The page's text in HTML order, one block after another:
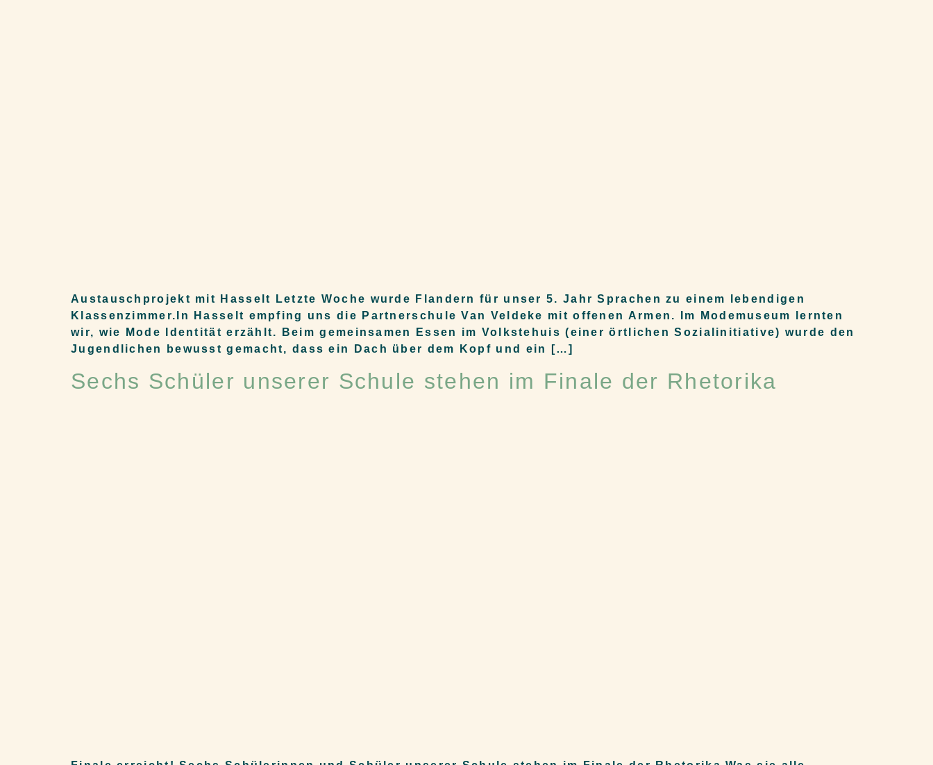
Austauschprojekt mit Hasselt Letzte Woche wurde Flandern für unser 5. Jahr Sprachen zu einem lebendigen
Klassenzimmer.In Hasselt empfing uns die Partnerschule Van Veldeke mit offenen Armen. Im Modemuseum lernten
wir, wie Mode Identität erzählt. Beim gemeinsamen Essen im Volkstehuis (einer örtlichen Sozialinitiative) wurde den
Jugendlichen bewusst gemacht, dass ein Dach über dem Kopf und ein […]
Sechs Schüler unserer Schule stehen im Finale der Rhetorika